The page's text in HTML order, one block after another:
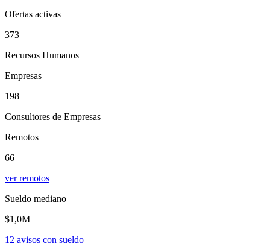
Ofertas activas
373
Recursos Humanos
Empresas
198
Consultores de Empresas
Remotos
66
ver remotos
Sueldo mediano
$1,0M
12 avisos con sueldo